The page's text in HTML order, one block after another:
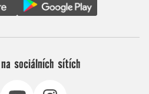
na sociálních sítích